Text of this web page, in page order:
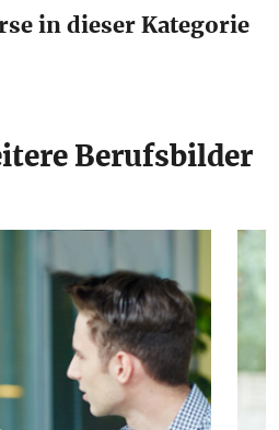
in dieser Kategorie
Berufsbilder